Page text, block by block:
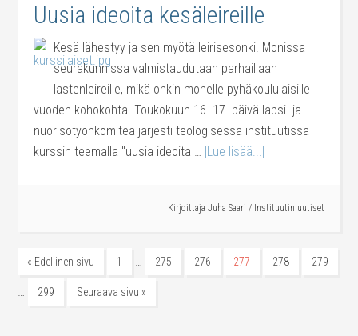
Uusia ideoita kesäleireille
Kesä lähestyy ja sen myötä leirisesonki. Monissa
seurakunnissa valmistaudutaan parhaillaan
lastenleireille, mikä onkin monelle pyhäkoululaisille
vuoden kohokohta. Toukokuun 16.-17. päivä lapsi- ja
nuorisotyönkomitea järjesti teologisessa instituutissa
kurssin teemalla "uusia ideoita … [Lue lisää...]
Kirjoittaja Juha Saari / Instituutin uutiset
« Edellinen sivu 1 … 275 276 277 278 279
… 299 Seuraava sivu »